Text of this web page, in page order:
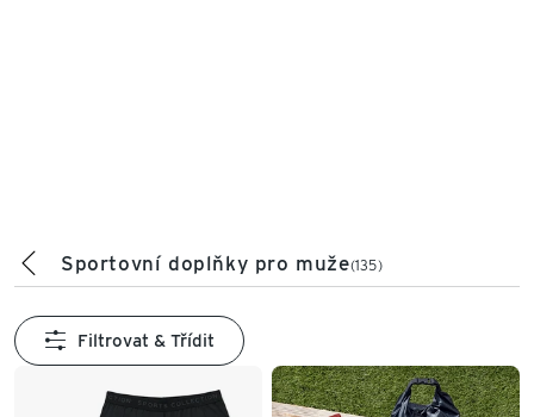
Sportovní doplňky pro muže(135)
Filtrovat & Třídit